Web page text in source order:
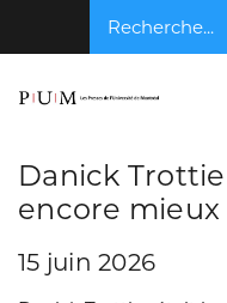
Recherche...
Danick
encore
15 juin 2026